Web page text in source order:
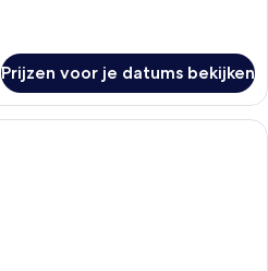
Prijzen voor je datums bekijken
Een kluis op de kamer,